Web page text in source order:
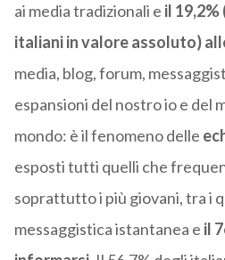
ai media tradizionali e il 19,2%
italiani in valore assoluto)
media, blog, forum,
espansioni del nostro io e del
mondo: è il fenomeno delle
esposti tutti quelli che
soprattutto i più giovani, tra i
messaggistica istantanea e il